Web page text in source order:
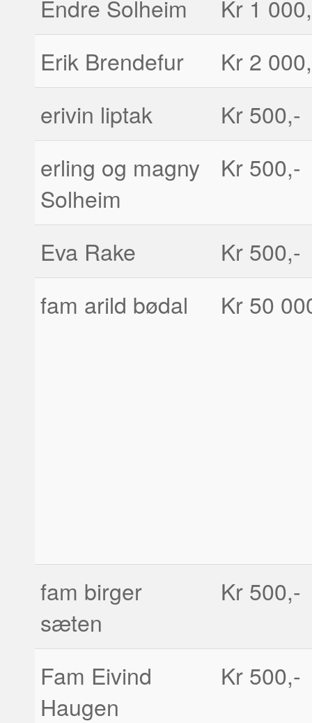
Endre Solheim
Kr 1
Erik Brendefur
Kr 2
erivin liptak
Kr 500,-
erling og magny
Solheim
Kr 500,-
Eva Rake
Kr 500,-
fam arild bødal
Kr 50
fam birger
sæten
Kr 500,-
Fam Eivind
Haugen
Kr 500,-